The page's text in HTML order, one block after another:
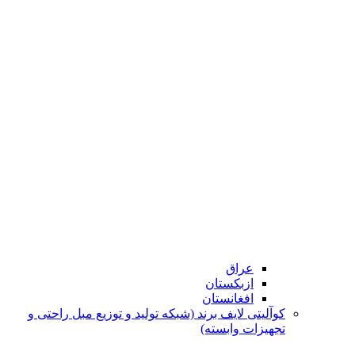
عراق
ازبکستان
افغانستان
کوآلیتی لایف برند (شبکه تولید و توزیع مبل راحتی و
تجهیزات وابسته)